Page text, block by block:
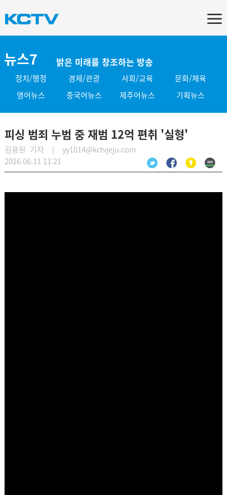
뉴스7 밝은 미래를 창조하는 방송
정치/행정 경제/관광 사회/교육
문화/체육
영어뉴스
중국어뉴스 제주어뉴스 기획뉴스
피싱 범죄 누범 중 재범 12억 편취 '실형'
김용원 기자 | yy1014@kctvjeju.com
2026.06.11 11:21